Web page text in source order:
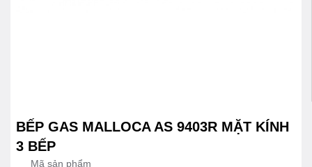
BẾP GAS MALLOCA AS 9403R MẶT KÍNH
3 BẾP
Mã sản phẩm